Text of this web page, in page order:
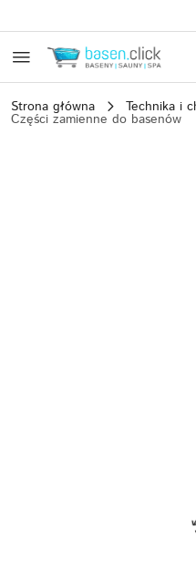
Strona główna Technika i
Części zamienne do basenów